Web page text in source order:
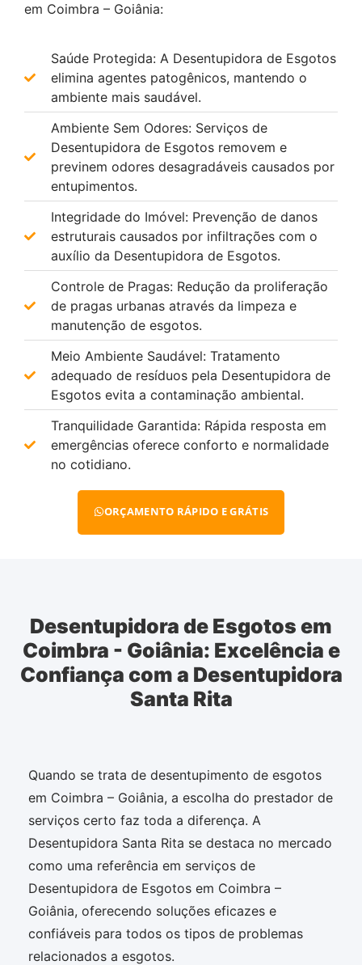
em Coimbra – Goiânia:
Saúde Protegida: A Desentupidora de Esgotos
elimina agentes patogênicos, mantendo o
ambiente mais saudável.
Ambiente Sem Odores: Serviços de
Desentupidora de Esgotos removem e
previnem odores desagradáveis causados por
entupimentos.
Integridade do Imóvel: Prevenção de danos
estruturais causados por infiltrações com o
auxílio da Desentupidora de Esgotos.
Controle de Pragas: Redução da proliferação
de pragas urbanas através da limpeza e
manutenção de esgotos.
Meio Ambiente Saudável: Tratamento
adequado de resíduos pela Desentupidora de
Esgotos evita a contaminação ambiental.
Tranquilidade Garantida: Rápida resposta em
emergências oferece conforto e normalidade
no cotidiano.
ORÇAMENTO RÁPIDO E GRÁTIS
Desentupidora de Esgotos em
Coimbra - Goiânia: Excelência e
Confiança com a Desentupidora
Santa Rita
Quando se trata de desentupimento de esgotos
em Coimbra – Goiânia, a escolha do prestador de
serviços certo faz toda a diferença. A
Desentupidora Santa Rita se destaca no mercado
como uma referência em serviços de
Desentupidora de Esgotos em Coimbra –
Goiânia, oferecendo soluções eficazes e
confiáveis para todos os tipos de problemas
relacionados a esgotos.